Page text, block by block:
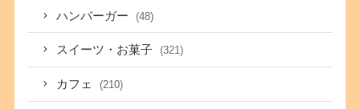
ハンバーガー (48)
スイーツ・お菓子 (321)
カフェ (210)